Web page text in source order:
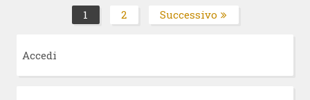
Paginazione
articoli
Pagina
1 Pagina
2 Successivo
Accedi